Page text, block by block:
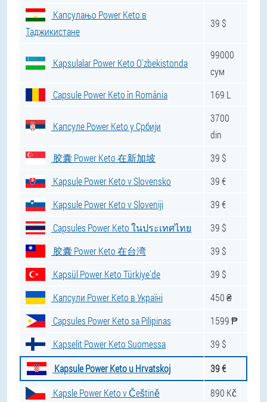
Капсулањо Power Keto в
Таджикистане
39 $
Kapsulalar Power Keto O'zbekistonda
99000
сум
Capsule Power Keto în România
169 L
Капсуле Power Keto у Србији
3700
din
胶囊 Power Keto 在新加坡
39 $
Kapsule Power Keto v Slovensko
39 €
Kapsule Power Keto v Sloveniji
39 €
Capsules Power Keto ในประเทศไทย
39 $
胶囊 Power Keto 在台湾
39 $
Kapsül Power Keto Türkiye'de
39 $
Капсули Power Keto в Україні
450 ₴
Capsules Power Keto sa Pilipinas
1599 ₱
Kapselit Power Keto Suomessa
39 $
Kapsule Power Keto u Hrvatskoj
39 €
Kapsle Power Keto v Češtině
890 Kč